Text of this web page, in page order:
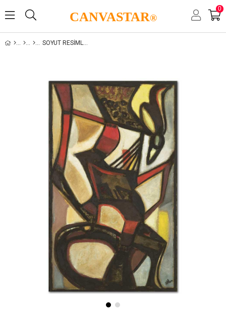
CANVASTAR®
0
SOYUT RESIMLER